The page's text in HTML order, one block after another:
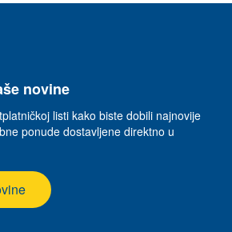
novine
listi kako biste dobili najnovije
ponude dostavljene direktno u